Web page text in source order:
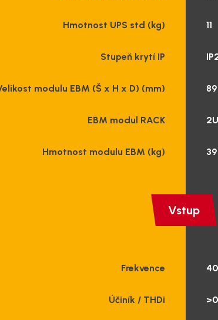
Hmotnost UPS std (kg) 11
Stupeň krytí IP
modulu EBM (Š x H x D) (mm)
EBM modul RACK 2U
Hmotnost modulu EBM (kg) 39
Vstup
Frekvence
Účiník / THDi